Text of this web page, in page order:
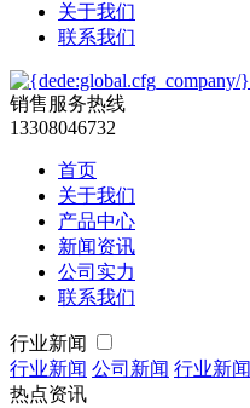
关于我们
联系我们
销售服务热线
13308046732
首页
关于我们
产品中心
新闻资讯
公司实力
联系我们
行业新闻
行业新闻 公司新闻 行业新闻
热点资讯